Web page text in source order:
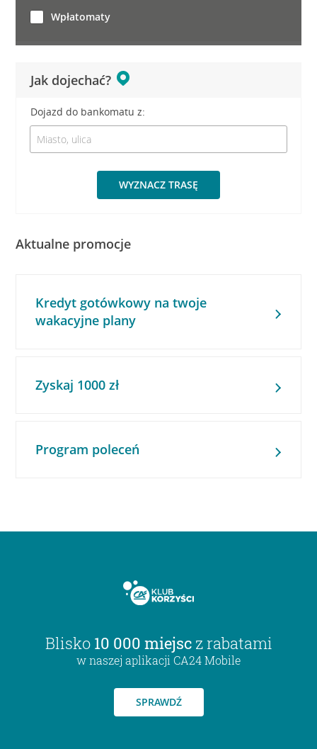
Jak dojechać?
Dojazd do bankomatu z:
WYZNACZ TRASĘ
Wpłatomaty
Aktualne promocje
Kredyt gotówkowy na twoje
wakacyjne plany
Zyskaj 1000 zł
Program poleceń
Blisko 10 000 miejsc z rabatami
w naszej aplikacji CA24 Mobile
SPRAWDŹ